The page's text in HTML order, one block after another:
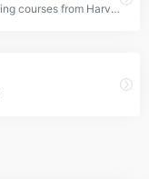
Explore professional and lifelong learning courses from Harvard University. From free online literature classes to in-person business courses for executives, there’s something for everyone. Earn certificates for professional development, receive college degree credit, or take a class just for fun! Advance your career. Pursue your passion. Keep learning.